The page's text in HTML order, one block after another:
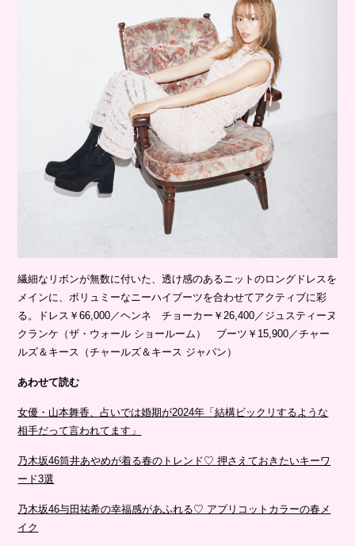
繊細なリボンが無数に付いた、透け感のあるニットのロングドレスを
メインに、ボリュミーなニーハイブーツを合わせてアクティブに彩
る。ドレス￥66,000／ヘンネ チョーカー￥26,400／ジュスティーヌ
クランケ（ザ・ウォール ショールーム） ブーツ￥15,900／チャー
ルズ＆キース（チャールズ＆キース ジャパン）
あわせて読む
女優・山本舞香、占いでは婚期が2024年「結構ビックリするような
相手だって言われてます」
乃木坂46筒井あやめが着る春のトレンド♡ 押さえておきたいキーワ
ード3選
乃木坂46与田祐希の幸福感があふれる♡ アプリコットカラーの春メ
イク